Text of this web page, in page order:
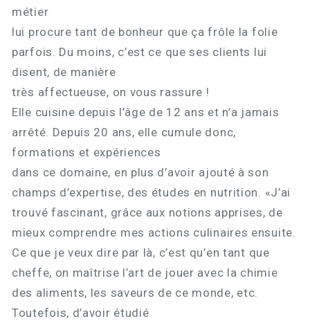
métier
lui procure tant de bonheur que ça frôle la folie
parfois. Du moins, c’est ce que ses clients lui
disent, de manière
très affectueuse, on vous rassure !
Elle cuisine depuis l’âge de 12 ans et n’a jamais
arrêté. Depuis 20 ans, elle cumule donc,
formations et expériences
dans ce domaine, en plus d’avoir ajouté à son
champs d’expertise, des études en nutrition. «J’ai
trouvé fascinant, grâce aux notions apprises, de
mieux comprendre mes actions culinaires ensuite.
Ce que je veux dire par là, c’est qu’en tant que
cheffe, on maîtrise l’art de jouer avec la chimie
des aliments, les saveurs de ce monde, etc.
Toutefois, d’avoir étudié